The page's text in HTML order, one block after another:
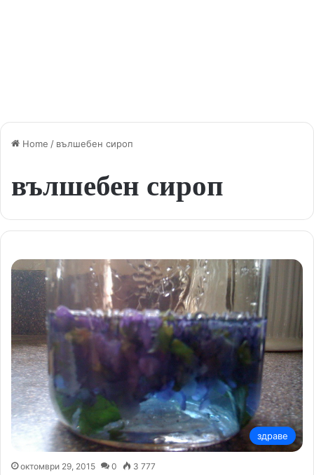
Home / вълшебен сироп
вълшебен сироп
здраве
октомври 29, 2015 0 3 777